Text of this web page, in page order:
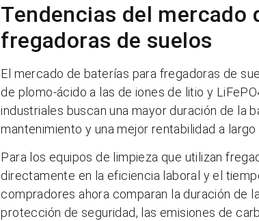
Tendencias del mercado
fregadoras de suelos
El mercado de baterías para fregadoras de
de plomo-ácido a las de iones de litio y
industriales buscan una mayor duración de la
mantenimiento y una mejor rentabilidad a largo
Para los equipos de limpieza que utilizan
directamente en la eficiencia laboral y el
compradores ahora comparan la duración de
protección de seguridad, las emisiones de